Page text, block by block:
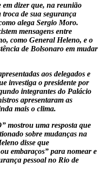
dizer que, na reunião
de sua segurança
alega Sergio Moro.
mensagens entre
como General Heleno, e o
de Bolsonaro em mudar
aos delegados e
investiga o presidente por
integrantes do Palácio
apresentaram as
mais o clima.
mostrou uma resposta que
sobre mudanças na
disse que
embaraços” para nomear e
pessoal no Rio de